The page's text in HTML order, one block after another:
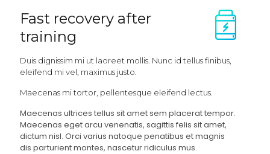
Fast recovery after
training
Duis dignissim mi ut laoreet mollis. Nunc id tellus finibus,
eleifend mi vel, maximus justo.
Maecenas mi tortor, pellentesque eleifend lectus.
Maecenas ultrices tellus sit amet sem placerat tempor.
Maecenas eget arcu venenatis, sagittis felis sit amet,
dictum nisl. Orci varius natoque penatibus et magnis
dis parturient montes, nascetur ridiculus mus.